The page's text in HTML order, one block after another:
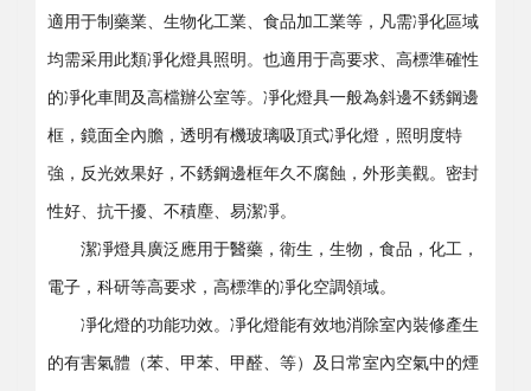
適用于制藥業、生物化工業、食品加工業等，凡需凈化區域
均需采用此類凈化燈具照明。也適用于高要求、高標準確性
的凈化車間及高檔辦公室等。凈化燈具一般為斜邊不銹鋼邊
框，鏡面全內膽，透明有機玻璃吸頂式凈化燈，照明度特
強，反光效果好，不銹鋼邊框年久不腐蝕，外形美觀。密封
性好、抗干擾、不積塵、易潔凈。
潔凈燈具廣泛應用于醫藥，衛生，生物，食品，化工，
電子，科研等高要求，高標準的凈化空調領域。
凈化燈的功能功效。凈化燈能有效地消除室內裝修產生
的有害氣體（苯、甲苯、甲醛、等）及日常室內空氣中的煙